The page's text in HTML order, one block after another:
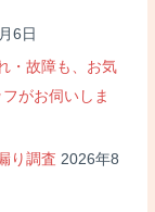
6日
・故障も、お気
がお伺いしま
り調査 2026年8